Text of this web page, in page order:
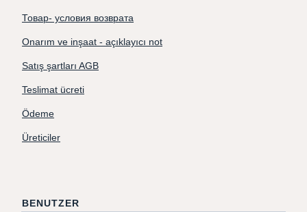
Товар- условия возврата
Onarım ve inşaat - açıklayıcı not
Satış şartları AGB
Teslimat ücreti
Ödeme
Üreticiler
BENUTZER